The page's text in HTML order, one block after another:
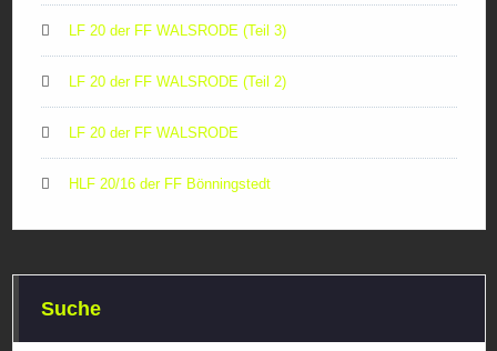
LF 20 der FF WALSRODE (Teil 3)
LF 20 der FF WALSRODE (Teil 2)
LF 20 der FF WALSRODE
HLF 20/16 der FF Bönningstedt
Suche